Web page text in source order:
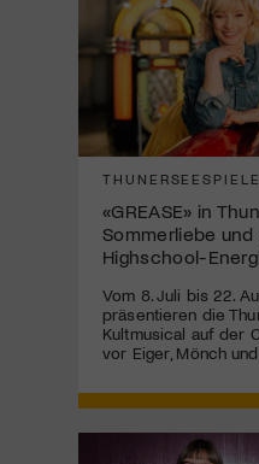
THUNERSEESPIELE
«GREASE» in
Sommerliebe und
Highschool-
Vom 8. Juli bis 22.
präsentieren die
Kultmusical auf der
vor Eiger, Mönch